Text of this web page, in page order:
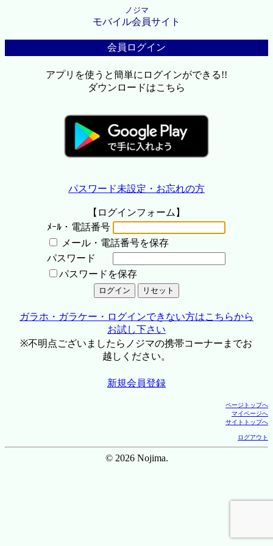
ノジマ
モバイル会員サイト
会員ログイン
アプリを使うと簡単にログインができる!!
ダウンロードはこちら
パスワード未設定・お忘れの方
【ログインフォーム】
ﾒｰﾙ・電話番号
メール・電話番号を保存
パスワード
パスワードを保存
ガラホ・ガラケー・ログインできない方はこちらから
お試し下さい
※不明点ございましたらノジマの携帯コーナーまでお
越しください。
新規会員登録
ページトップへ
マイページへ
サイトトップへ
ログアウト
© 2026 Nojima.